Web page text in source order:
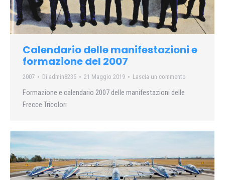
Calendario delle manifestazioni e
formazione del 2007
2007 Di admin8235 21 Maggio 2019 Lascia un commento
Formazione e calendario 2007 delle manifestazioni delle
Frecce Tricolori